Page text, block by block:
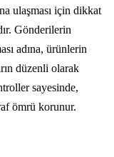
ulaşması için dikkat
Gönderilerin
adına, ürünlerin
düzenli olarak
sayesinde,
ömrü korunur.